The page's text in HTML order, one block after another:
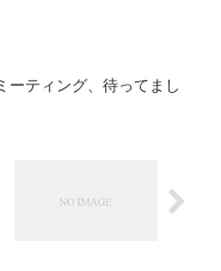
ーティング、待ってまし